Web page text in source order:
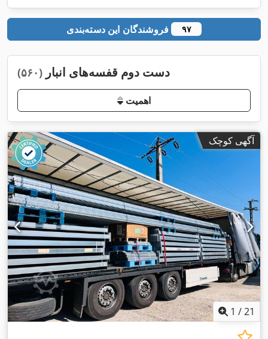
فروشندگان این دسته‌بندی ۹۷
دست دوم قفسه‌های انبار (۵۶۰)
اهمیت
آگهی کوچک
1 /21